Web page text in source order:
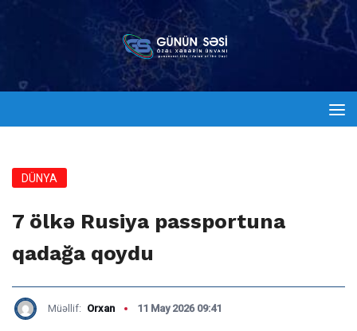
DÜNYA
7 ölkə Rusiya passportuna
qadağa qoydu
Müəllif: Orxan 11 May 2026 09:41